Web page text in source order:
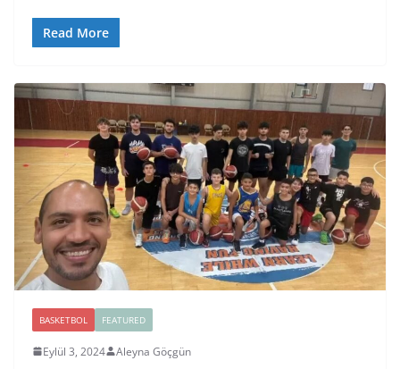
Read More
BASKETBOL FEATURED
Eylül 3, 2024 Aleyna Göçgün